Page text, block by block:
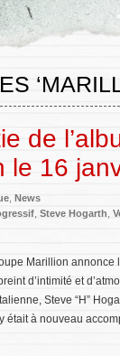
de
le 16
News
Steve Hogarth
Marillion annonce
d’intimité et
Steve “H”
était à nouveau